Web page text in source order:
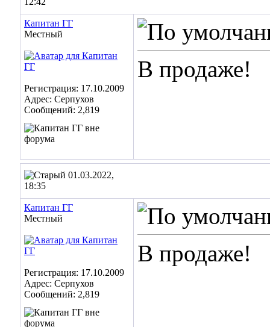
Капитан ГГ
Местный
Регистрация: 17.10.2009
Адрес: Серпухов
Сообщений: 2,819
В продаже!
01.03.2022,
18:35
Капитан ГГ
Местный
Регистрация: 17.10.2009
Адрес: Серпухов
Сообщений: 2,819
В продаже!